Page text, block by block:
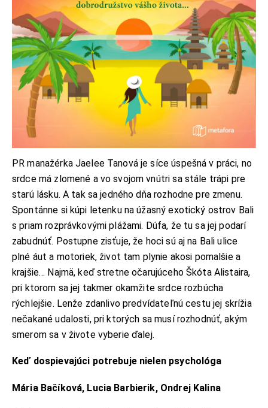
PR manažérka Jaelee Tanová je síce úspešná v práci, no
srdce má zlomené a vo svojom vnútri sa stále trápi pre
starú lásku. A tak sa jedného dňa rozhodne pre zmenu.
Spontánne si kúpi letenku na úžasný exotický ostrov Bali
s priam rozprávkovými plážami. Dúfa, že tu sa jej podarí
zabudnúť. Postupne zisťuje, že hoci sú aj na Bali ulice
plné áut a motoriek, život tam plynie akosi pomalšie a
krajšie… Najmä, keď stretne očarujúceho Škóta Alistaira,
pri ktorom sa jej takmer okamžite srdce rozbúcha
rýchlejšie. Lenže zdanlivo predvídateľnú cestu jej skrížia
nečakané udalosti, pri ktorých sa musí rozhodnúť, akým
smerom sa v živote vyberie ďalej.
Keď dospievajúci potrebuje nielen psychológa
Mária Bačíková, Lucia Barbierik, Ondrej Kalina